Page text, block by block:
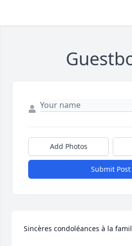
Add Photos
Submit Post
Sincères condoléances à la